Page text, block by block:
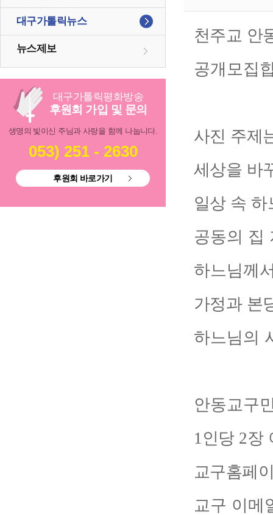
대구가톨릭뉴스
뉴스제보
대구가톨릭평화방송
후원회 가입 및 문의
생명의 빛이신 주님과 사랑을 함께 나눕니다.
053) 251 - 2630
후원회 바로가기
천주교 안
공개모집
사진 주제
세상을 바
일상 속
공동의 집
하느님께
가정과 본
하느님의
안동교구
1인당 2장
교구홈페
교구 이메